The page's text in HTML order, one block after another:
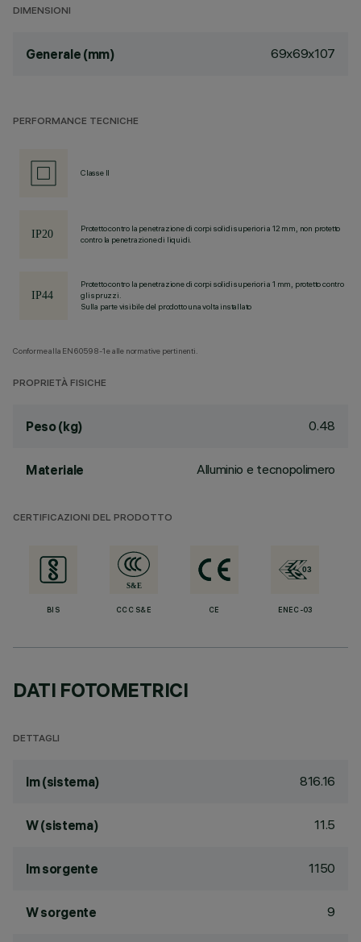
DIMENSIONI
Generale (mm) 69x69x107
PERFORMANCE TECNICHE
Classe II
Protetto contro la penetrazione di corpi solidi superiori a 12 mm, non protetto
contro la penetrazione di liquidi.
Protetto contro la penetrazione di corpi solidi superiori a 1 mm, protetto contro
gli spruzzi.
Sulla parte visibile del prodotto una volta installato
Conforme alla EN60598-1 e alle normative pertinenti.
PROPRIETÀ FISICHE
Peso (kg) 0.48
Materiale Alluminio e tecnopolimero
CERTIFICAZIONI DEL PRODOTTO
BIS CCC S&E CE ENEC-03
DATI FOTOMETRICI
DETTAGLI
lm (sistema) 816.16
W (sistema) 11.5
lm sorgente 1150
W sorgente 9